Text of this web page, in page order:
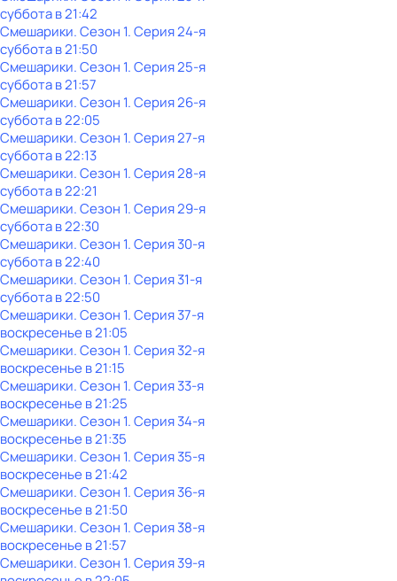
субботав21:42
Смешарики. Сезон 1. Серия 24-я
субботав21:50
Смешарики. Сезон 1. Серия 25-я
субботав21:57
Смешарики. Сезон 1. Серия 26-я
субботав22:05
Смешарики. Сезон 1. Серия 27-я
субботав22:13
Смешарики. Сезон 1. Серия 28-я
субботав22:21
Смешарики. Сезон 1. Серия 29-я
субботав22:30
Смешарики. Сезон 1. Серия 30-я
субботав22:40
Смешарики. Сезон 1. Серия 31-я
субботав22:50
Смешарики. Сезон 1. Серия 37-я
воскресенье в21:05
Смешарики. Сезон 1. Серия 32-я
воскресенье в21:15
Смешарики. Сезон 1. Серия 33-я
воскресенье в21:25
Смешарики. Сезон 1. Серия 34-я
воскресенье в21:35
Смешарики. Сезон 1. Серия 35-я
воскресенье в21:42
Смешарики. Сезон 1. Серия 36-я
воскресенье в21:50
Смешарики. Сезон 1. Серия 38-я
воскресенье в21:57
Смешарики. Сезон 1. Серия 39-я